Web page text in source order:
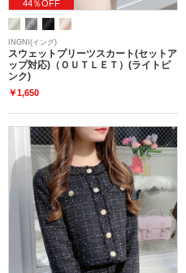
44％OFF
INGNI(イング)
スウェットプリーツスカート(セットア
ップ対応)（ＯＵＴＬＥＴ）(ライトピ
ンク)
￥1,650